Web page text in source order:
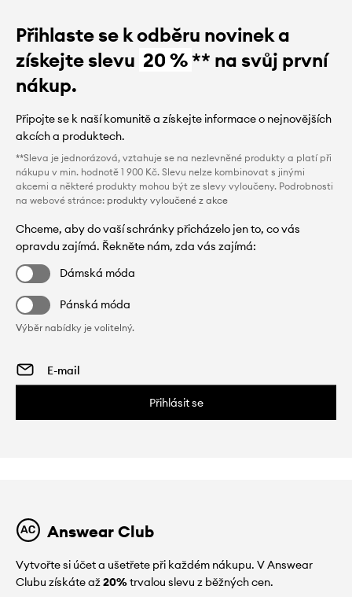
Přihlaste se k odběru novinek a
získejte slevu 20 %** na svůj první
nákup.
Připojte se k naší komunitě a získejte informace o nejnovějších
akcích a produktech.
**Sleva je jednorázová, vztahuje se na nezlevněné produkty a platí při
nákupu v min. hodnotě 1 900 Kč. Slevu nelze kombinovat s jinými
akcemi a některé produkty mohou být ze slevy vyloučeny. Podrobnosti
na webové stránce: produkty vyloučené z akce
Chceme, aby do vaší schránky přicházelo jen to, co vás
opravdu zajímá. Řekněte nám, zda vás zajímá:
Dámská móda
Pánská móda
Výběr nabídky je volitelný.
Přihlásit se
Answear Club
Vytvořte si účet a ušetřete při každém nákupu. V Answear
Clubu získáte až20%trvalou slevu z běžných cen.